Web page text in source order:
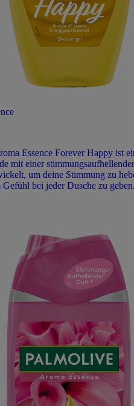
Essence Forever Happy ist
mit einer
um deine Stimmung zu
bei jeder Dusche zu